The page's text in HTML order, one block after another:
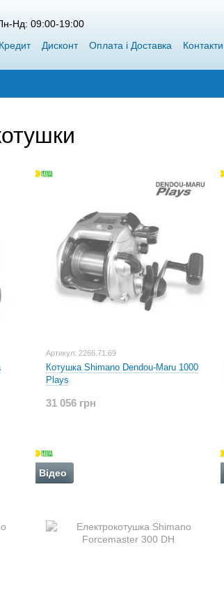
Нд: 09:00-19:00
Кредит Дисконт Оплата і Доставка Контакти
Артикул: 2266.71.69
Котушка Shimano Dendou-Maru 1000
Plays
31 056 грн
Відео